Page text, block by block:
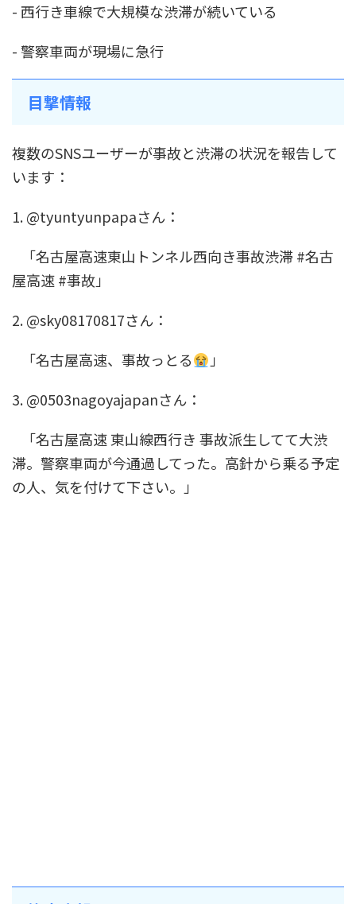
- 西行き車線で大規模な渋滞が続いている
- 警察車両が現場に急行
目撃情報
複数のSNSユーザーが事故と渋滞の状況を報告して
います：
1. @tyuntyunpapaさん：
「名古屋高速東山トンネル西向き事故渋滞 #名古
屋高速 #事故」
2. @sky08170817さん：
「名古屋高速、事故っとる
」
3. @0503nagoyajapanさん：
「名古屋高速 東山線西行き 事故派生してて大渋
滞。警察車両が今通過してった。高針から乗る予定
の人、気を付けて下さい。」